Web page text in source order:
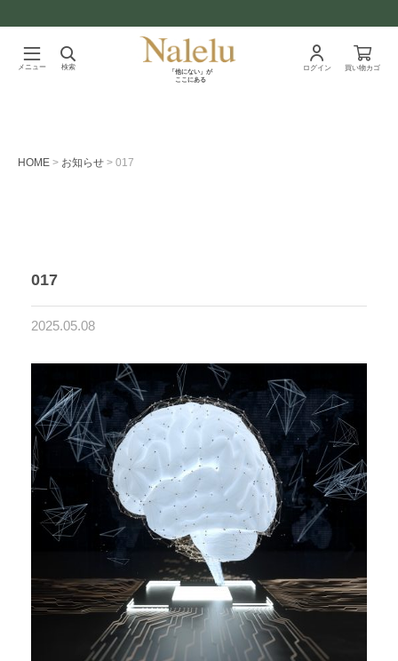
メニュー 検索
「他にない」が
ここにある
ログイン 買い物カゴ
HOME お知らせ 017
017
2025.05.08